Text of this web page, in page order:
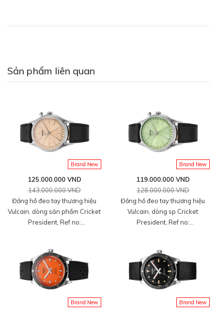
Sản phẩm liên quan
Brand New
125.000.000 VND
143.000.000 VND
Đồng hồ đeo tay thương hiệu
Vulcain, dòng sản phẩm Cricket
President, Ref no:
cót tay, vỏ đồng hồ thép không
gỉ 316L, dây da bê màu đen,
mới 100%
Brand New
119.000.000 VND
128.000.000 VND
Đồng hồ đeo tay thương hiệu
Vulcain, dòng sp Cricket
President, Ref no:
36mm, máy lên cót tay, vỏ thép
không gỉ 316L, dây da bê màu
đen, mới 100%
Brand New Brand New